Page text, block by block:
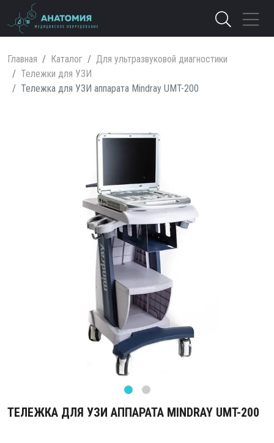
Главная Каталог
Для ультразвуковой диагностики
Тележки для УЗИ
Тележка для УЗИ аппарата Mindray UMT-200
ТЕЛЕЖКА ДЛЯ УЗИ АППАРАТА MINDRAY UMT-200